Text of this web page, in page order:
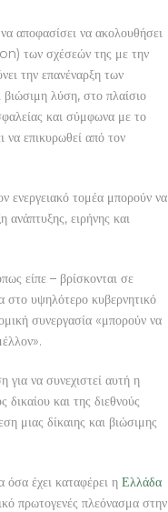
αποφασίσει να ακολουθήσει
των σχέσεών της με την
την επανέναρξη των
βιώσιμη λύση, στο πλαίσιο
και σύμφωνα με το
να επικυρωθεί από τον
ενεργειακό τομέα μπορούν να
ανάπτυξης, ειρήνης και
είπε – βρίσκονται σε
στο υψηλότερο κυβερνητικό
συνεργασία «μπορούν να
για να συνεχιστεί αυτή η
δικαίου και της διεθνούς
μιας δίκαιης και βιώσιμης
όσα έχει καταφέρει η Ελλάδα
πρωτογενές πλεόνασμα στην